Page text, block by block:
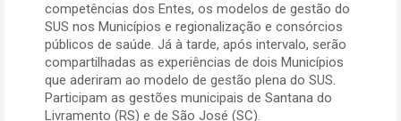
competências dos Entes, os modelos de gestão do
SUS nos Municípios e regionalização e consórcios
públicos de saúde. Já à tarde, após intervalo, serão
compartilhadas as experiências de dois Municípios
que aderiram ao modelo de gestão plena do SUS.
Participam as gestões municipais de Santana do
Livramento (RS) e de São José (SC).